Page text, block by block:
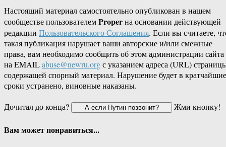
Настоящий материал самостоятельно опубликован в нашем
сообществе пользователемProperна основании действующей
редакции Пользовательского Соглашения. Если вы считаете,
такая публикация нарушает ваши авторские и/или смежные
права, вам необходимо сообщить об этом администрации сайта
на EMAILabuse@newru.orgс указанием адреса (URL)
содержащей спорный материал. Нарушение будет в кратчайшие
сроки устранено, виновные наказаны.
Дочитал до конца?
Жми кнопку!
Вам может понравиться...